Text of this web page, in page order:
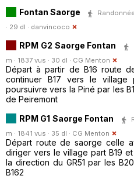
Fontan Saorge
· 29 dl · danvincoco
RPM G2 Saorge Fontan
m · 1837 vus · 30 dl · CG Menton
Départ à partir de B16 route
continuer B17 vers le
poursuivre vers la Piné par les
de Peiremont
RPM G1 Saorge Fontan
m · 1841 vus · 35 dl · CG Menton
Départ route de saorge celle
diriger vers le village part B19
la direction du GR51 par les
B162